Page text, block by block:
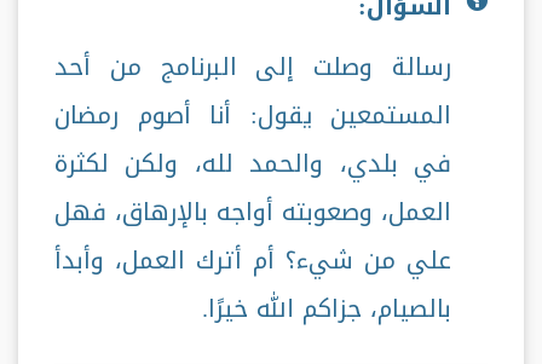
رسالة وصلت إلى البرنامج من أحد
المستمعين يقول: أنا أصوم رمضان
في بلدي، والحمد لله، ولكن لكثرة
العمل، وصعوبته أواجه بالإرهاق، فهل
علي من شيء؟ أم أترك العمل، وأبدأ
بالصيام، جزاكم الله خيرًا.